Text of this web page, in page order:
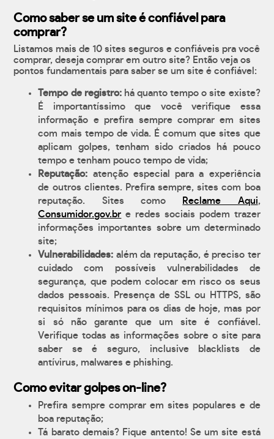
Como saber se um site é confiável para
comprar?
Listamos mais de 10 sites seguros e confiáveis pra você
comprar, deseja comprar em outro site? Então veja os
pontos fundamentais para saber se um site é confiável:
Tempo de registro:há quanto tempo o site existe?
É importantíssimo que você verifique essa
informação e prefira sempre comprar em sites
com mais tempo de vida. É comum que sites que
aplicam golpes, tenham sido criados há pouco
tempo e tenham pouco tempo de vida;
Reputação: atenção especial para a experiência
de outros clientes. Prefira sempre, sites com boa
reputação. Sites como
Reclame Aqui,
Consumidor.gov.br e redes sociais podem trazer
informações importantes sobre um determinado
site;
Vulnerabilidades: além da reputação, é preciso ter
cuidado com possíveis vulnerabilidades de
segurança, que podem colocar em risco os seus
dados pessoais. Presença de SSL ou HTTPS, são
requisitos mínimos para os dias de hoje, mas por
si só não garante que um site é confiável.
Verifique todas as informações sobre o site para
saber se é seguro, inclusive blacklists de
antívirus, malwares e phishing.
Como evitar golpes on-line?
Prefira sempre comprar em sites populares e de
boa reputação;
Tá barato demais? Fique antento! Se um site está